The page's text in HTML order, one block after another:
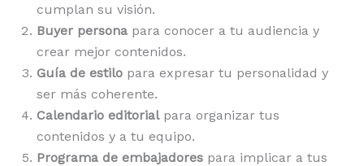
cumplan su visión.
Buyer personapara conocer a tu audiencia y
crear mejor contenidos.
Guía de estilopara expresar tu personalidad y
ser más coherente.
Calendario editorialpara organizar tus
contenidos y a tu equipo.
Programa de embajadorespara implicar a tus